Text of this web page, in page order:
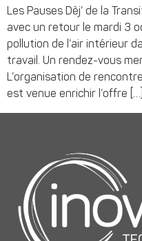
Les Pauses Dèj’ de la
avec un retour le mardi 3
pollution de l’air intérieur
travail. Un rendez-vous
L’organisation de
est venue enrichir l’offre […]